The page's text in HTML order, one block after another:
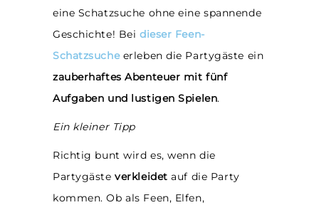
eine Schatzsuche ohne eine spannende
Geschichte! Bei dieser Feen-
Schatzsucheerleben die Partygäste ein
zauberhaftes Abenteuer mit fünf
Aufgaben und lustigen Spielen.
Ein kleiner Tipp
Richtig bunt wird es, wenn die
Partygästeverkleidetauf die Party
kommen. Ob als Feen, Elfen,